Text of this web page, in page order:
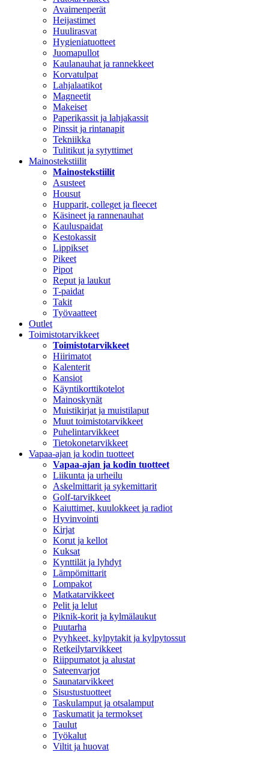
Avaimenperät
Heijastimet
Huulirasvat
Hygieniatuotteet
Juomapullot
Kaulanauhat ja rannekkeet
Korvatulpat
Lahjalaatikot
Magneetit
Makeiset
Paperikassit ja lahjakassit
Pinssit ja rintanapit
Tekniikka
Tulitikut ja sytyttimet
Mainostekstiilit
Mainostekstiilit
Asusteet
Housut
Hupparit, colleget ja fleecet
Käsineet ja rannenauhat
Kauluspaidat
Kestokassit
Lippikset
Pikeet
Pipot
Reput ja laukut
T-paidat
Takit
Työvaatteet
Outlet
Toimistotarvikkeet
Toimistotarvikkeet
Hiirimatot
Kalenterit
Kansiot
Käyntikorttikotelot
Mainoskynät
Muistikirjat ja muistilaput
Muut toimistotarvikkeet
Puhelintarvikkeet
Tietokonetarvikkeet
Vapaa-ajan ja kodin tuotteet
Vapaa-ajan ja kodin tuotteet
Liikunta ja urheilu
Askelmittarit ja sykemittarit
Golf-tarvikkeet
Kaiuttimet, kuulokkeet ja radiot
Hyvinvointi
Kirjat
Korut ja kellot
Kuksat
Kynttilät ja lyhdyt
Lämpömittarit
Lompakot
Matkatarvikkeet
Pelit ja lelut
Piknik-korit ja kylmälaukut
Puutarha
Pyyhkeet, kylpytakit ja kylpytossut
Retkeilytarvikkeet
Riippumatot ja alustat
Sateenvarjot
Saunatarvikkeet
Sisustustuotteet
Taskulamput ja otsalamput
Taskumatit ja termokset
Taulut
Työkalut
Viltit ja huovat